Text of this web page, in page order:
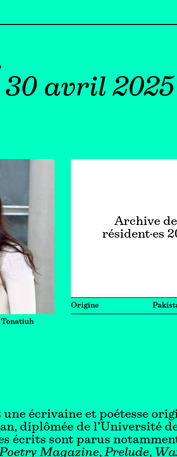
30 avril 2025
Archive
résident·es
Origine
écrivaine et poétesse
diplômée de l’Université
écrits sont parus
Magazine, Prelude,